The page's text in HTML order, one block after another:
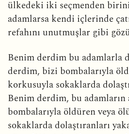
ülkedeki iki seçmenden
adamlarsa kendi içlerinde
refahını unutmuşlar gibi
Benim derdim bu adamlarla
derdim, bizi bombalarıyla
korkusuyla sokaklarda
Benim derdim, bu adamların
bombalarıyla öldüren veya
sokaklarda dolaştıranları